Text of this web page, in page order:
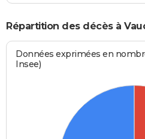
Répartition des décès à
Données exprimées en
Insee)